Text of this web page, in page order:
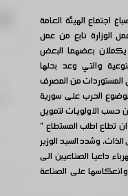
اجتماع الهيئة العامة
الوزارة نابع من عمل
يكملان بعضهما البعض
والتي وعد بحلها
المستوردات من المصرف
موضوع الحرب على سورية
حسب الاولويات لتمويل
تطاع اطلب المستطاع "
وشدد السيد الوزير
داعيا الصناعيبن الى
وانعكاسها على الصناعة